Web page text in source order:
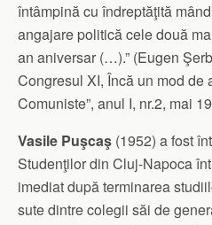
întâmpină cu îndreptăţită
angajare politică cele două
an aniversar (…).” (Eugen
Congresul XI, Încă un mod de
Comuniste”, anul I, nr.2, mai
Vasile Puşcaş (1952) a fost
Studenţilor din Cluj-Napoca
imediat după terminarea
sute dintre colegii săi de